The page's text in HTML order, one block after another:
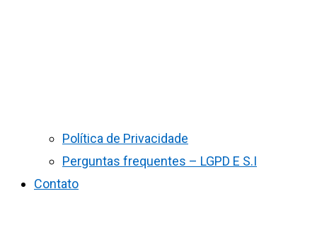
Política de Privacidade
Perguntas frequentes – LGPD E S.I
Contato